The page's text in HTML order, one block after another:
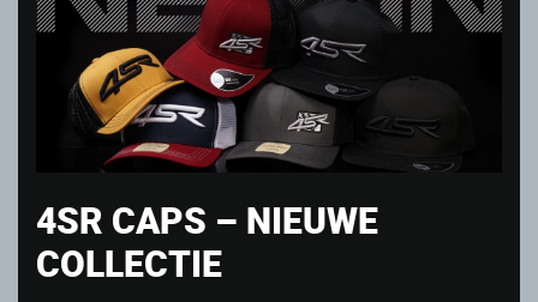
4SR CAPS – NIEUWE
COLLECTIE